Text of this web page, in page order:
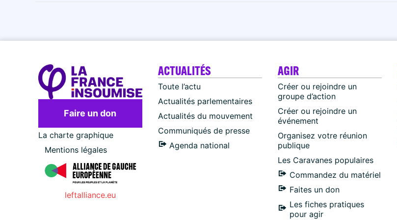
Faire un don
La charte graphique
Mentions légales
leftalliance.eu
ACTUALITÉS
Toute l’actu
Actualités parlementaires
Actualités du mouvement
Communiqués de presse
Agenda national
AGIR
Créer ou rejoindre un
groupe d’action
Créer ou rejoindre un
événement
Organisez votre réunion
publique
Les Caravanes populaires
Commandez du matériel
Faites un don
Les fiches pratiques
pour agir